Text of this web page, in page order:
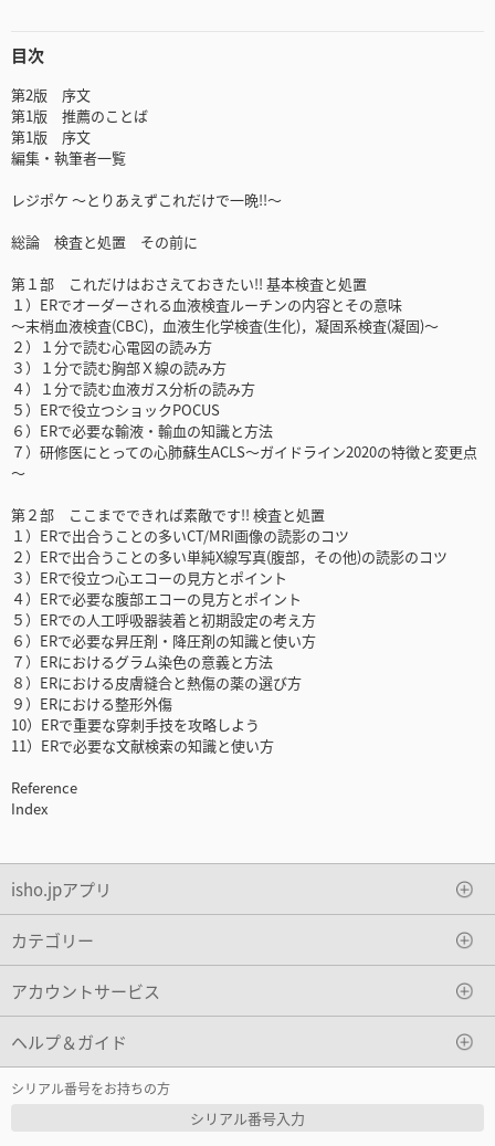
目次
第2版 序文
第1版 推薦のことば
第1版 序文
編集・執筆者一覧
レジポケ ～とりあえずこれだけで一晩!!～
総論 検査と処置 その前に
第１部 これだけはおさえておきたい!! 基本検査と処置
１）ERでオーダーされる血液検査ルーチンの内容とその意味
～末梢血液検査(CBC)，血液生化学検査(生化)，凝固系検査(凝固)～
２）１分で読む心電図の読み方
３）１分で読む胸部Ｘ線の読み方
４）１分で読む血液ガス分析の読み方
５）ERで役立つショックPOCUS
６）ERで必要な輸液・輸血の知識と方法
７）研修医にとっての心肺蘇生ACLS～ガイドライン2020の特徴と変更点
～
第２部 ここまでできれば素敵です!! 検査と処置
１）ERで出合うことの多いCT/MRI画像の読影のコツ
２）ERで出合うことの多い単純X線写真(腹部，その他)の読影のコツ
３）ERで役立つ心エコーの見方とポイント
４）ERで必要な腹部エコーの見方とポイント
５）ERでの人工呼吸器装着と初期設定の考え方
６）ERで必要な昇圧剤・降圧剤の知識と使い方
７）ERにおけるグラム染色の意義と方法
８）ERにおける皮膚縫合と熱傷の薬の選び方
９）ERにおける整形外傷
10）ERで重要な穿刺手技を攻略しよう
11）ERで必要な文献検索の知識と使い方
Reference
Index
isho.jpアプリ
カテゴリー
アカウントサービス
ヘルプ＆ガイド
シリアル番号をお持ちの方
シリアル番号入力